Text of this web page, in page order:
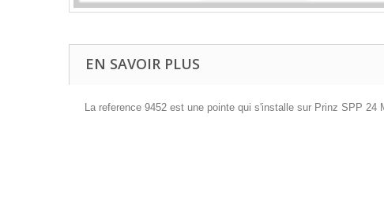
EN SAVOIR PLUS
La reference 9452 est une pointe qui s'installe sur Prinz SPP 24